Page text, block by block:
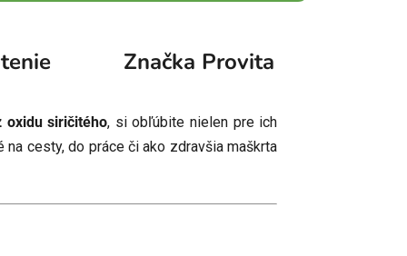
Značka Provita
oxidu siričitého, si obľúbite nielen pre ich
cesty, do práce či ako zdravšia maškrta